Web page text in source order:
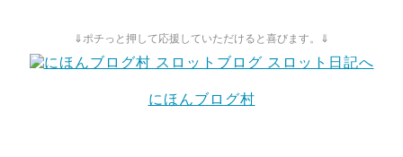
⇓ポチっと押して応援していただけると喜びます。⇓
にほんブログ村